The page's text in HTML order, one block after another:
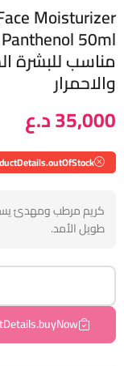
Moisturizer
مناسب للبشرة
والاحمرار
35,000 د.ع
كريم مرطب ومهدئ
طويل الأمد.